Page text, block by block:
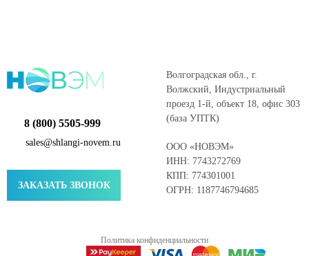
8 (800) 5505-999
sales@shlangi-novem.ru
ЗАКАЗАТЬ ЗВОНОК
Волгоградская обл., г.
Волжский, Индустриальный
проезд 1-й, объект 18, офис 303
(база УПТК)
ООО «НОВЭМ»
ИНН: 7743272769
КПП: 774301001
ОГРН: 1187746794685
Политика конфиденциальности